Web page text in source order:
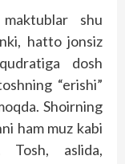
shu
hatto jonsiz
dosh
“erishi”
Shoirning
ham muz kabi
Tosh, aslida,